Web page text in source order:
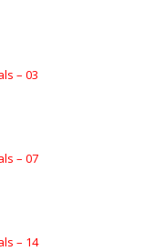
– 03
– 07
– 14